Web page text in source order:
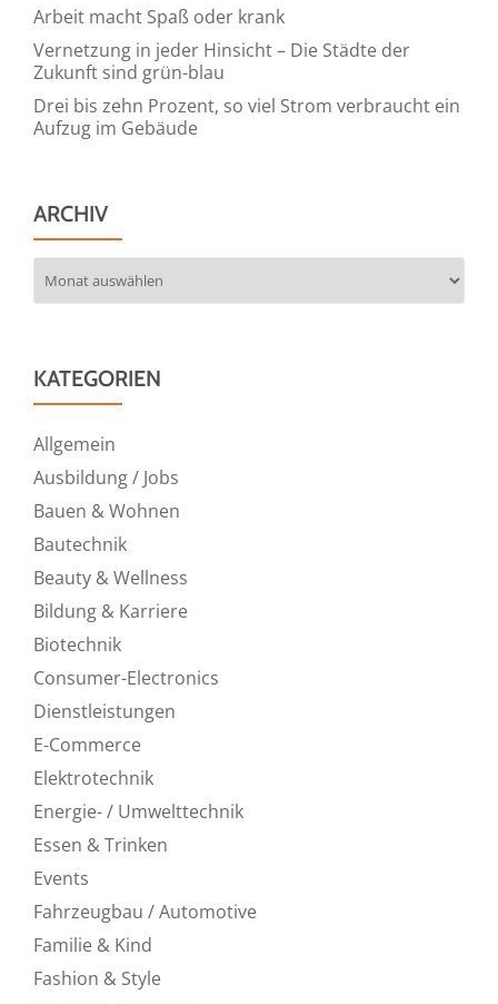
Arbeit macht Spaß oder krank
Vernetzung in jeder Hinsicht – Die Städte der
Zukunft sind grün-blau
Drei bis zehn Prozent, so viel Strom verbraucht ein
Aufzug im Gebäude
ARCHIV
KATEGORIEN
Allgemein
Ausbildung / Jobs
Bauen & Wohnen
Bautechnik
Beauty & Wellness
Bildung & Karriere
Biotechnik
Consumer-Electronics
Dienstleistungen
E-Commerce
Elektrotechnik
Energie- / Umwelttechnik
Essen & Trinken
Events
Fahrzeugbau / Automotive
Familie & Kind
Fashion & Style